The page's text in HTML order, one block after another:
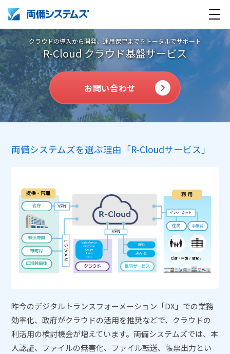
導入事例
採用情報
クラウドの導入から開発、運用保守までをトータルでサポート
R-Cloud クラウド基盤サービス
お問い合わせ
両備システムズを選ぶ理由「R-Cloudサービス」
昨今のデジタルトランスフォーメーション「DX」での業務
効率化、政府がクラウドの活用を推奨などで、クラウドの
利活用の検討機会が増えています。両備システムズでは、本
人認証、ファイルの無害化、ファイル転送、帳票出力とい